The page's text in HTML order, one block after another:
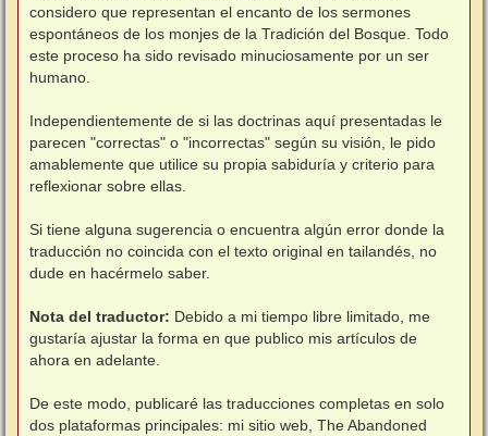
considero que representan el encanto de los sermones
espontáneos de los monjes de la Tradición del Bosque. Todo
este proceso ha sido revisado minuciosamente por un ser
humano.
Independientemente de si las doctrinas aquí presentadas le
parecen "correctas" o "incorrectas" según su visión, le pido
amablemente que utilice su propia sabiduría y criterio para
reflexionar sobre ellas.
Si tiene alguna sugerencia o encuentra algún error donde la
traducción no coincida con el texto original en tailandés, no
dude en hacérmelo saber.
Nota del traductor: Debido a mi tiempo libre limitado, me
gustaría ajustar la forma en que publico mis artículos de
ahora en adelante.
De este modo, publicaré las traducciones completas en solo
dos plataformas principales: mi sitio web, The Abandoned